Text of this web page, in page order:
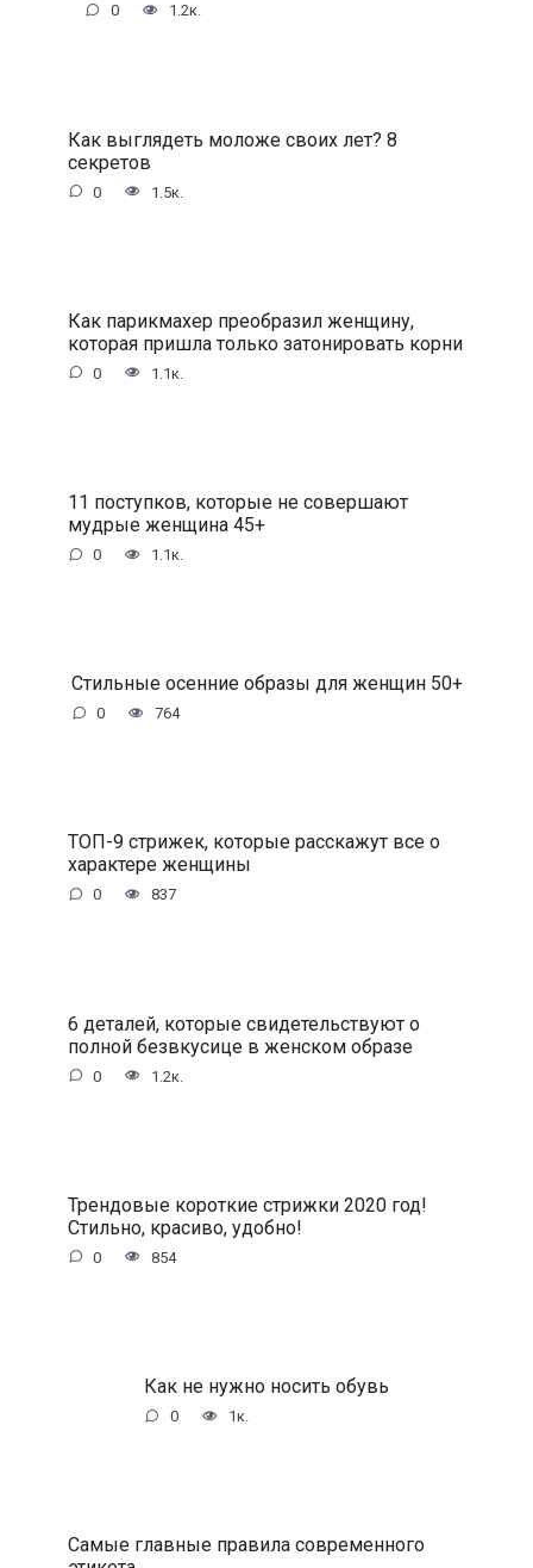
0 1.2к.
Как выглядеть моложе своих лет? 8
секретов
0 1.5к.
Как парикмахер преобразил женщину,
которая пришла только затонировать корни
0 1.1к.
11 поступков, которые не совершают
мудрые женщина 45+
0 1.1к.
Стильные осенние образы для женщин 50+
0 764
ТОП-9 стрижек, которые расскажут все о
характере женщины
0 837
6 деталей, которые свидетельствуют о
полной безвкусице в женском образе
0 1.2к.
Трендовые короткие стрижки 2020 год!
Стильно, красиво, удобно!
0 854
Как не нужно носить обувь
0 1к.
Самые главные правила современного